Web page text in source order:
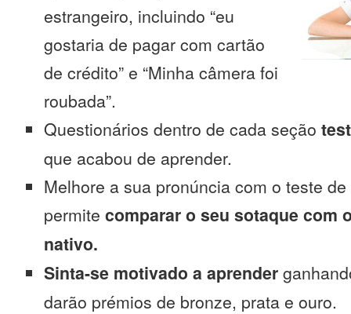
estrangeiro, incluindo “eu
gostaria de pagar com cartão
de crédito” e “Minha câmera foi
roubada”.
Questionários dentro de cada seção
que acabou de aprender.
Melhore a sua pronúncia com o teste
permite comparar o seu sotaque com
nativo.
Sinta-se motivado a aprender
darão prémios de bronze, prata e ouro.